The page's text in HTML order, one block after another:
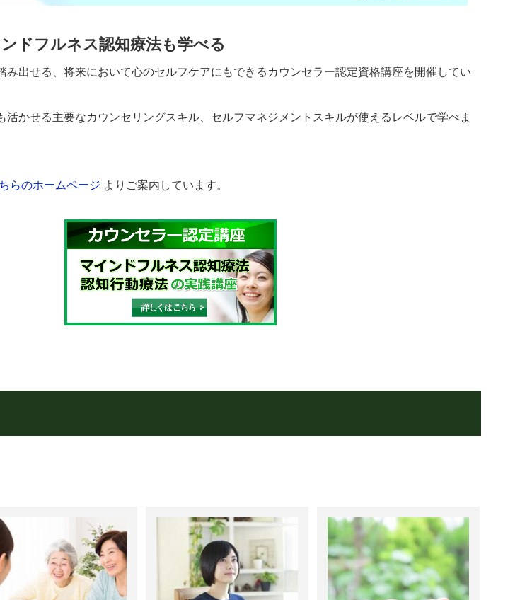
ドフルネス認知療法も学べる
み出せる、将来において心のセルフケアにもできるカウンセラー認定資格講座を開催してい
活かせる主要なカウンセリングスキル、セルフマネジメントスキルが使えるレベルで学べま
らのホームページ よりご案内しています。